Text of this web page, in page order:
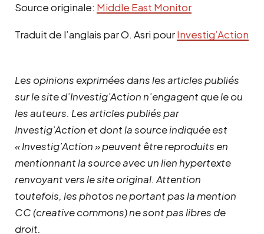
Source originale: Middle East Monitor
Traduit de l’anglais par O. Asri pourInvestig’Action
Les opinions exprimées dans les articles publiés
sur le site d’Investig’Action n’engagent que le ou
les auteurs. Les articles publiés par
Investig’Action et dont la source indiquée est
« Investig’Action » peuvent être reproduits en
mentionnant la source avec un lien hypertexte
renvoyant vers le site original. Attention
toutefois, les photos ne portant pas la mention
CC (creative commons) ne sont pas libres de
droit.